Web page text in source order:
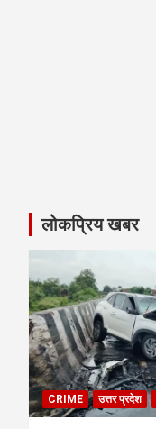
लोकप्रिय खबर
CRIME उत्तर प्रदेश